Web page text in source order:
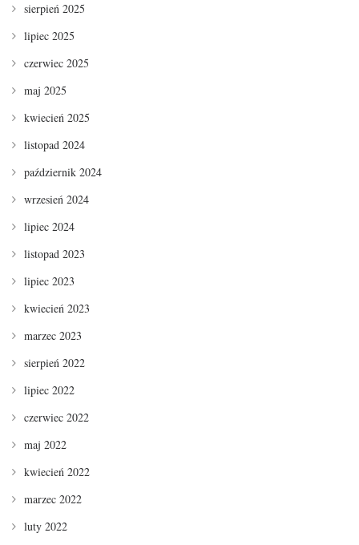
sierpień 2025
lipiec 2025
czerwiec 2025
maj 2025
kwiecień 2025
listopad 2024
październik 2024
wrzesień 2024
lipiec 2024
listopad 2023
lipiec 2023
kwiecień 2023
marzec 2023
sierpień 2022
lipiec 2022
czerwiec 2022
maj 2022
kwiecień 2022
marzec 2022
luty 2022